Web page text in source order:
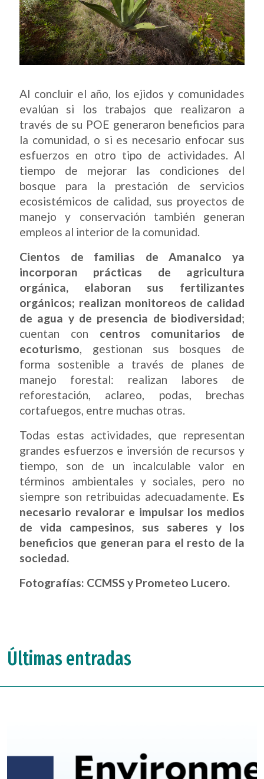
Al concluir el año, los ejidos y comunidades
evalúan si los trabajos que realizaron a
través de su POE generaron beneficios para
la comunidad, o si es necesario enfocar sus
esfuerzos en otro tipo de actividades. Al
tiempo de mejorar las condiciones del
bosque para la prestación de servicios
ecosistémicos de calidad, sus proyectos de
manejo y conservación también generan
empleos al interior de la comunidad.
Cientos de familias de Amanalco ya
incorporan prácticas de agricultura
orgánica, elaboran sus fertilizantes
orgánicos; realizan monitoreos de calidad
de agua y de presencia de biodiversidad;
cuentan con centros comunitarios de
ecoturismo , gestionan sus bosques de
forma sostenible a través de planes de
manejo forestal: realizan labores de
reforestación, aclareo, podas, brechas
cortafuegos, entre muchas otras.
Todas estas actividades, que representan
grandes esfuerzos e inversión de recursos y
tiempo, son de un incalculable valor en
términos ambientales y sociales, pero no
siempre son retribuidas adecuadamente. Es
necesario revalorar e impulsar los medios
de vida campesinos, sus saberes y los
beneficios que generan para el resto de la
sociedad.
Fotografías: CCMSS y Prometeo Lucero.
Últimas entradas